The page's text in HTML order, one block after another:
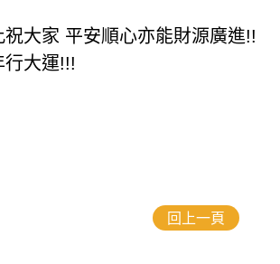
祝大家 平安順心亦能財源廣進!!
行大運!!!
回上一頁